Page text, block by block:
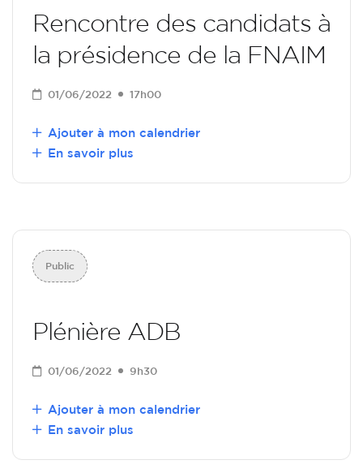
Rencontre des candidats à
la présidence de la FNAIM
01/06/2022 17h00
Ajouter à mon calendrier
En savoir plus
Public
Plénière ADB
01/06/2022 9h30
Ajouter à mon calendrier
En savoir plus